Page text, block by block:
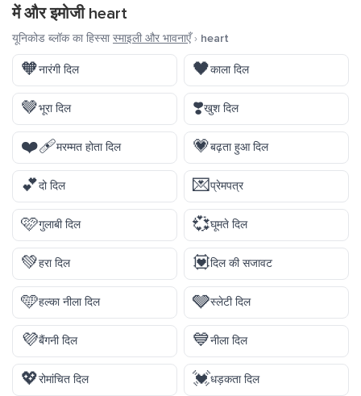
में और इमोजी heart
यूनिकोड ब्लॉक का हिस्सास्माइली और भावनाएँ› heart
🧡नारंगी दिल 🖤काला दिल
🤎भूरा दिल ❣️खुश दिल
❤️‍🩹मरम्मत होता दिल 💗बढ़ता हुआ दिल
💕दो दिल 💌प्रेमपत्र
🩷गुलाबी दिल 💞घूमते दिल
💚हरा दिल 💟दिल की सजावट
🩵हल्का नीला दिल 🩶स्लेटी दिल
💜बैंगनी दिल 💙नीला दिल
💖रोमांचित दिल 💓धड़कता दिल